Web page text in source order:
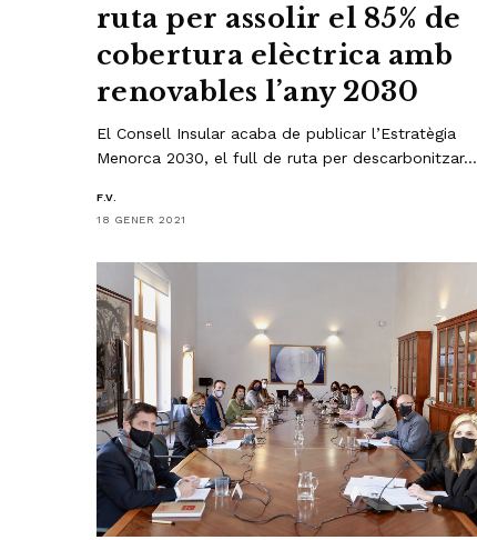
ruta per assolir el 85% de
cobertura elèctrica amb
renovables l’any 2030
El Consell Insular acaba de publicar l’Estratègia
Menorca 2030, el full de ruta per descarbonitzar…
F.V.
18 GENER 2021